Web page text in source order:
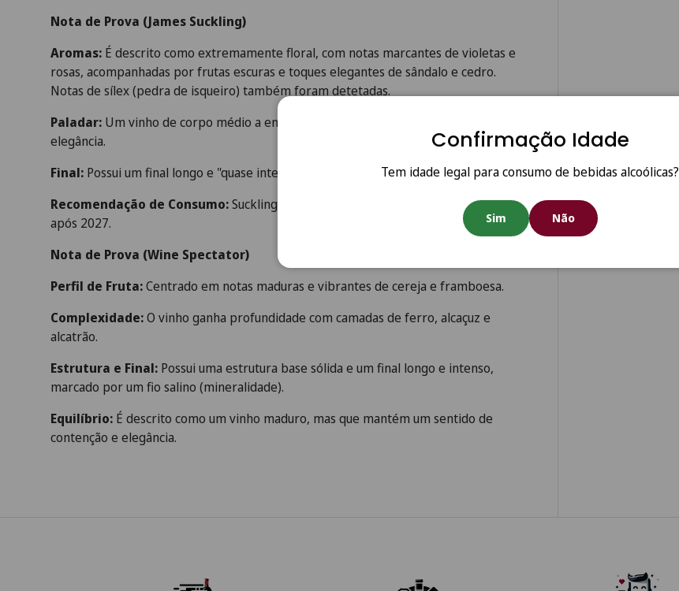
Nota de Prova (James Suckling)
Aromas: É descrito como extremamente floral, com notas marcantes de violetas e
rosas, acompanhadas por frutas escuras e toques elegantes de sândalo e cedro.
Notas de sílex (pedra de isqueiro) também foram detetadas.
Paladar: Um vinho de corpo médio a encorpado, caracterizado por uma grande
elegância.
Final: Possui um final longo e "quase interminável".
Recomendação de Consumo:Suckling sugere que o vinho comece a ser bebido
após 2027.
Nota de Prova (Wine Spectator)
Perfil de Fruta:Centrado em notas maduras e vibrantes de cereja e framboesa.
Complexidade:O vinho ganha profundidade com camadas de ferro, alcaçuz e
alcatrão.
Estrutura e Final: Possui uma estrutura base sólida e um final longo e intenso,
marcado por um fio salino (mineralidade).
Equilíbrio: É descrito como um vinho maduro, mas que mantém um sentido de
contenção e elegância.
Confirmação Idade
Tem idade legal para consumo de bebidas alcoólicas?
Sim Não